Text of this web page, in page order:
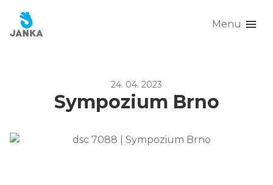
Menu
24. 04. 2023
Sympozium Brno